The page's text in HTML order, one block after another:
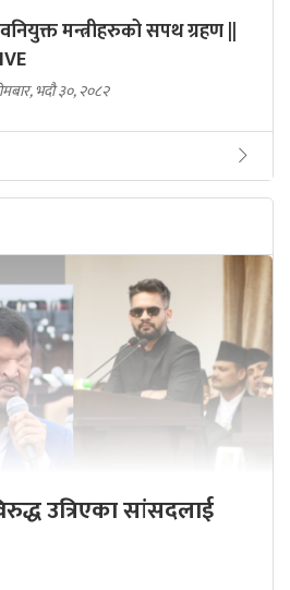
मन्त्रीहरुको सपथ ग्रहण ||
भदौ ३०, २०८२
उत्रिएका सांसदलाई